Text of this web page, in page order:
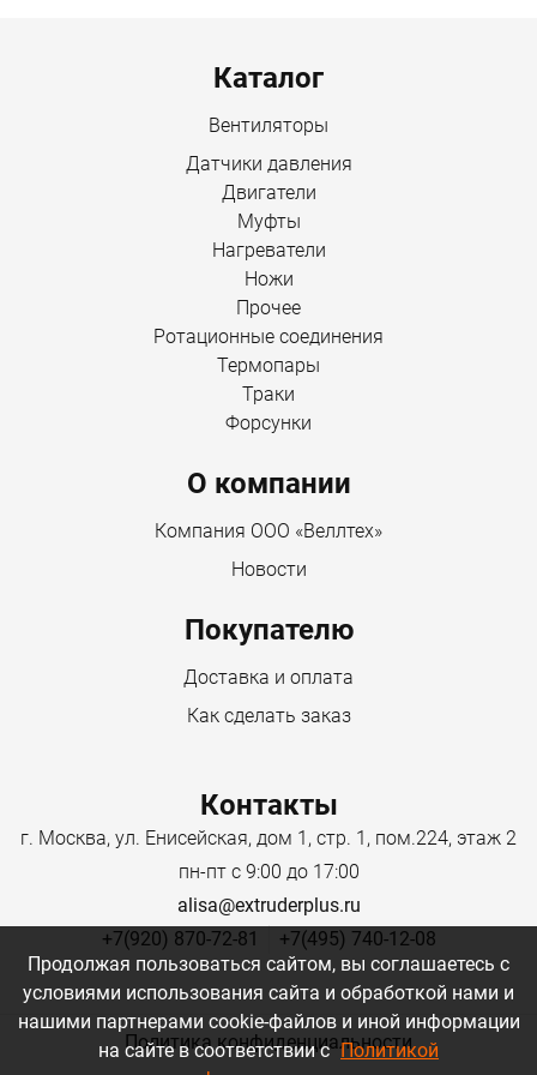
Каталог
Вентиляторы
Датчики давления
Двигатели
Муфты
Нагреватели
Ножи
Прочее
Ротационные соединения
Термопары
Траки
Форсунки
О компании
Компания ООО «Веллтех»
Новости
Покупателю
Доставка и оплата
Как сделать заказ
Контакты
г. Москва, ул. Енисейская, дом 1, стр. 1, пом.224, этаж 2
пн-пт с 9:00 до 17:00
alisa@extruderplus.ru
+7(920) 870-72-81
+7(495) 740-12-08
Политика конфиденциальности
Продолжая пользоваться сайтом, вы соглашаетесь с
условиями использования сайта и обработкой нами и
нашими партнерами cookie-файлов и иной информации
на сайте в соответствии с Политикой